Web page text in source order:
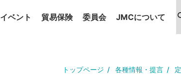
イベント 貿易保険 委員会 JMCについて
トップページ 各種情報・提言